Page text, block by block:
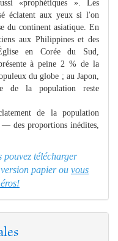
«prophétiques ». Les
éclatent aux yeux si l'on
du continent asiatique. En
aux Philippines et des
en Corée du Sud,
à peine 2 % de la
du globe ; au Japon,
de la population reste
de la population
des proportions inédites,
télécharger
papier ou vous